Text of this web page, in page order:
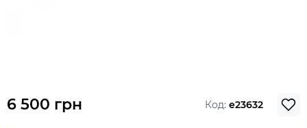
6 500 грн Код: e23632